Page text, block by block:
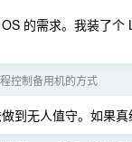
的需求。我装了
控制备用机的方式
到无人值守。如果